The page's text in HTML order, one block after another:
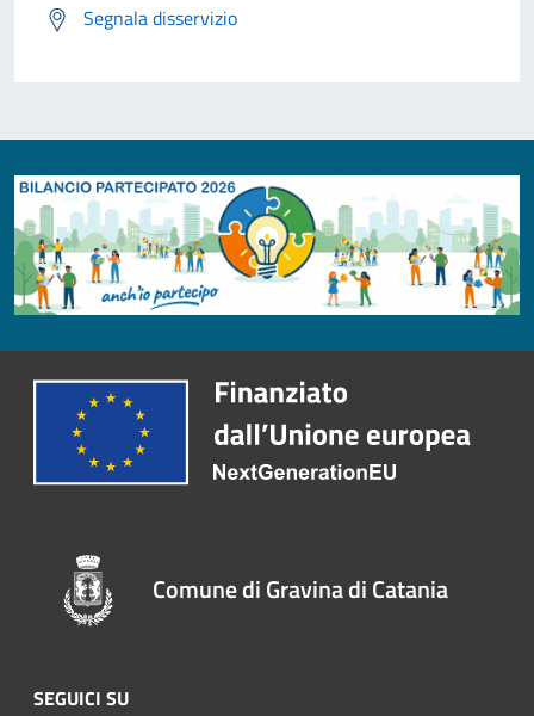
Segnala disservizio
Comune di Gravina di Catania
SEGUICI SU